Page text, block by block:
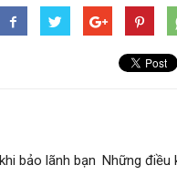
bảo lãnh bạn Những điều